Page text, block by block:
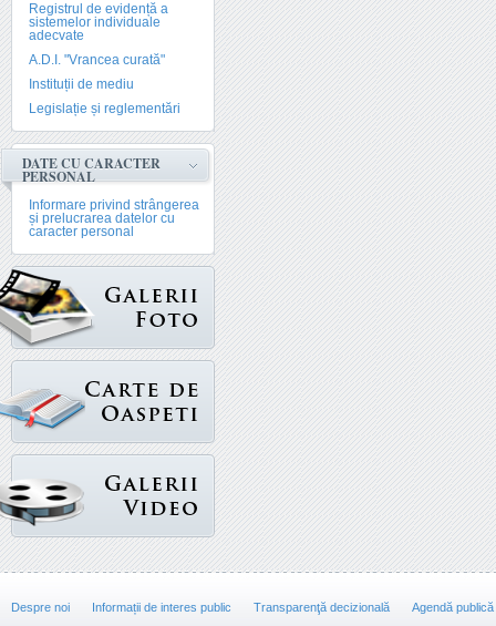
Registrul de evidență a
sistemelor individuale
adecvate
A.D.I. "Vrancea curată"
Instituții de mediu
Legislație și reglementări
DATE CU CARACTER
PERSONAL
Informare privind strângerea
și prelucrarea datelor cu
caracter personal
Despre noi Informații de interes public Transparenţă decizională Agendă publică